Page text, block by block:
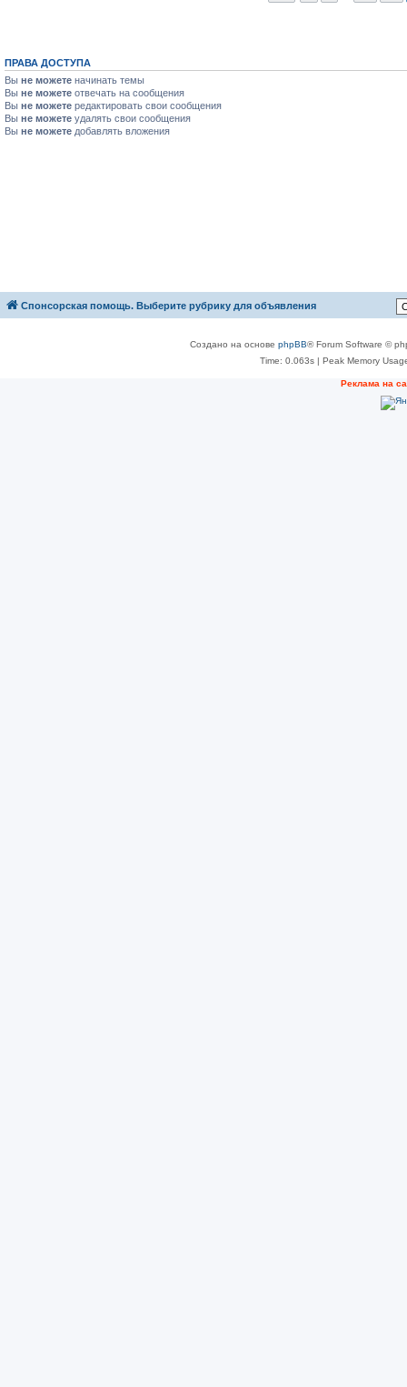
ПРАВА ДОСТУПА
Вы не можете начинать темы
Вы не можете отвечать на сообщения
Вы не можете редактировать свои сообщения
Вы не можете удалять свои сообщения
Вы не можете добавлять вложения
Спонсорская помощь. Выберите рубрику для объявления
Создано на основе phpBB® Forum Software ©
Time: 0.063s| Peak Memory
Реклама на